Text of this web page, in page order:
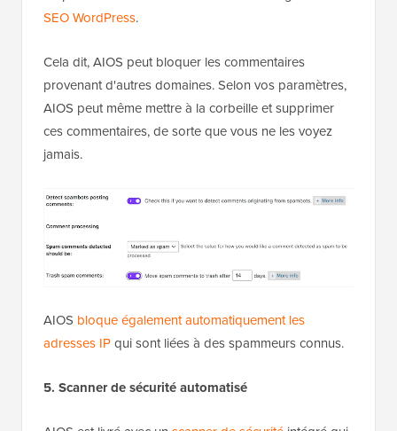
SEO WordPress.
Cela dit, AIOS peut bloquer les commentaires
provenant d'autres domaines. Selon vos paramètres,
AIOS peut même mettre à la corbeille et supprimer
ces commentaires, de sorte que vous ne les voyez
jamais.
AIOS bloque également automatiquement les
adresses IPqui sont liées à des spammeurs connus.
5. Scanner de sécurité automatisé